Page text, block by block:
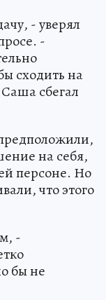
- уверял
-
сходить на
сбегал
на себя,
персоне. Но
что этого
-
бы не